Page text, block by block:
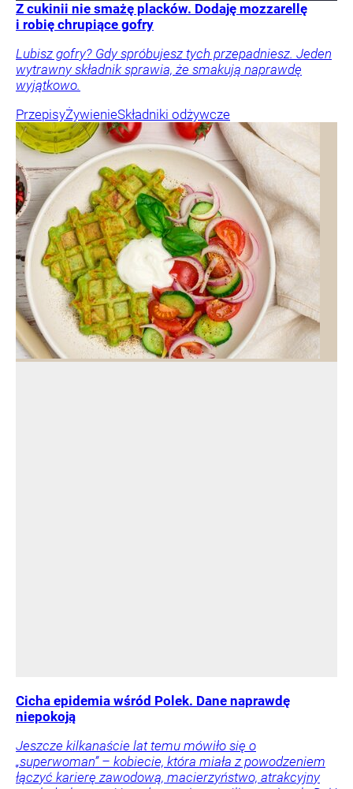
Z cukinii nie smażę placków. Dodaję mozzarellę
i robię chrupiące gofry
Lubisz gofry? Gdy spróbujesz tych przepadniesz. Jeden
wytrawny składnik sprawia, że smakują naprawdę
wyjątkowo.
PrzepisyŻywienieSkładniki odżywcze
Cicha epidemia wśród Polek. Dane naprawdę
niepokoją
Jeszcze kilkanaście lat temu mówiło się o
„superwoman” – kobiecie, która miała z powodzeniem
łączyć karierę zawodową, macierzyństwo, atrakcyjny